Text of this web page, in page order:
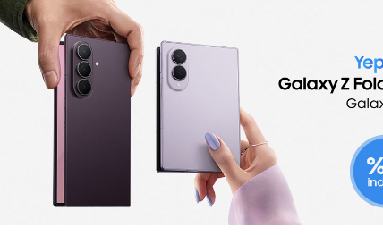
Birincisi Mikro Yazılım
Birincisi Ekin Teknoloji
Kategori Birincisi Softtech
Birincisi SAP
Teknolojileri
Birincisi Atlas Yazılım
Turkcell Global Bilgi